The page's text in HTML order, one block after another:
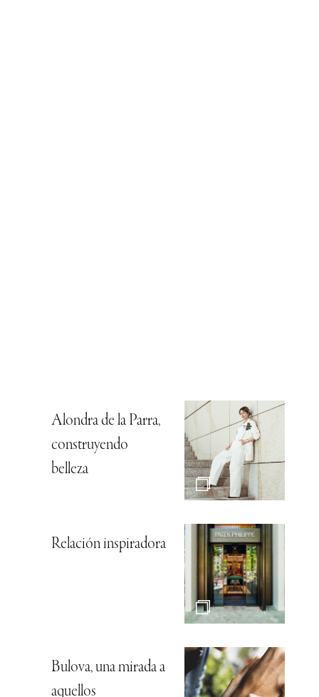
Alondra de la Parra,
construyendo
belleza
Relación inspiradora
Bulova, una mirada a
aquellos